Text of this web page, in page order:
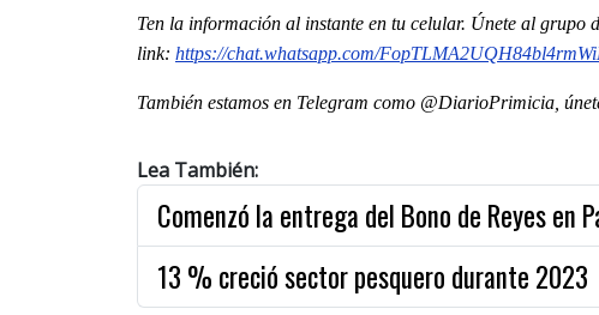
Ten la información al instante en tu celular. Únete al grupo
link: https://chat.whatsapp.com/
También estamos en Telegram como @DiarioPrimicia,
Lea También:
Comenzó la entrega del Bono de Reyes en
13 % creció sector pesquero durante 2023